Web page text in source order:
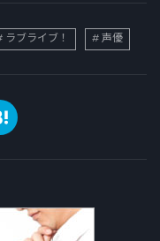
ラブライブ！ 声優